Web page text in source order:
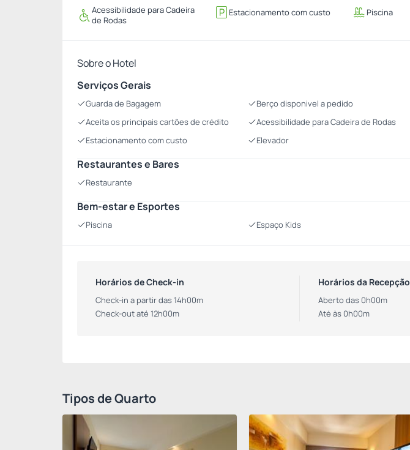
Acessibilidade para Cadeira
de Rodas
Estacionamento com custo Piscina
Sobre o Hotel
Serviços Gerais
Guarda de Bagagem Berço disponivel a pedido
Aceita os principais cartões de crédito
Acessibilidade para Cadeira de Rodas
Estacionamento com custo
Elevador
Restaurantes e Bares
Restaurante
Bem-estar e Esportes
Piscina Espaço Kids
Horários de Check-in
Check-in a partir das 14h00m
Check-out até 12h00m
Horários da Recepção
Aberto das 0h00m
Até às 0h00m
Tipos de Quarto